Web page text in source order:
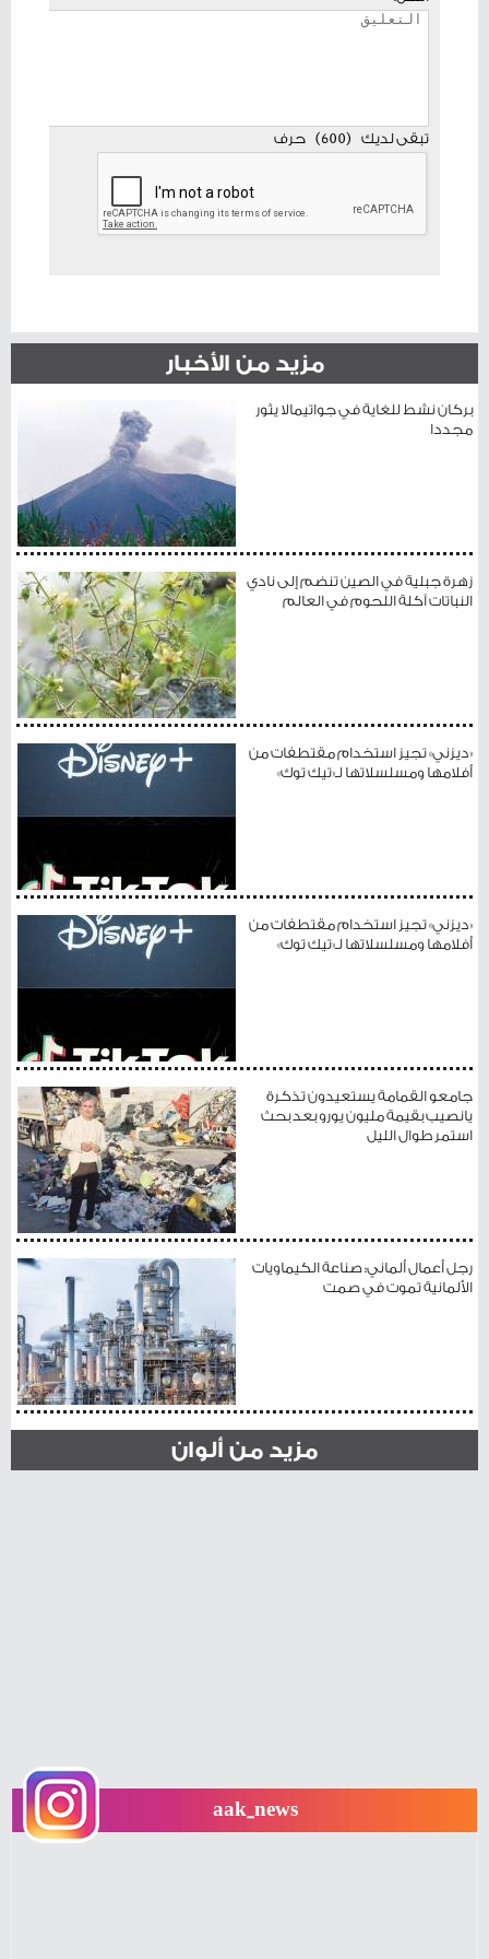
تبقى لديك (
600
) حرف
مزيد من الأخبار
بركان نشط للغاية في جواتيمالا يثور
مجددا
زهرة جبلية في الصين تنضم إلى نادي
النباتات آكلة اللحوم في العالم
«ديزني» تجيز استخدام مقتطفات من
أفلامها ومسلسلاتها لـ«تيك توك»
«ديزني» تجيز استخدام مقتطفات من
أفلامها ومسلسلاتها لـ«تيك توك»
جامعو القمامة يستعيدون تذكرة
يانصيب بقيمة مليون يورو بعد بحث
استمر طوال الليل
رجل أعمال ألماني: صناعة الكيماويات
الألمانية تموت في صمت
مزيد من ألوان
aak_news